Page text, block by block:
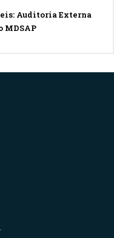
Auditoria Externa
MDSAP